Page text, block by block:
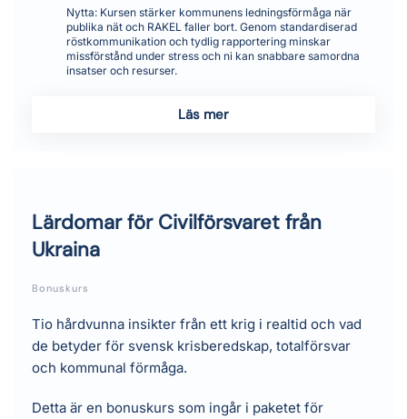
Nytta:Kursen stärker kommunens ledningsförmåga när
publika nät och RAKEL faller bort. Genom standardiserad
röstkommunikation och tydlig rapportering minskar
missförstånd under stress och ni kan snabbare samordna
insatser och resurser.
Läs mer
Lärdomar för Civilförsvaret från
Ukraina
Bonuskurs
Tio hårdvunna insikter från ett krig i realtid och vad
de betyder för svensk krisberedskap, totalförsvar
och kommunal förmåga.
Detta är en bonuskurs som ingår i paketet för